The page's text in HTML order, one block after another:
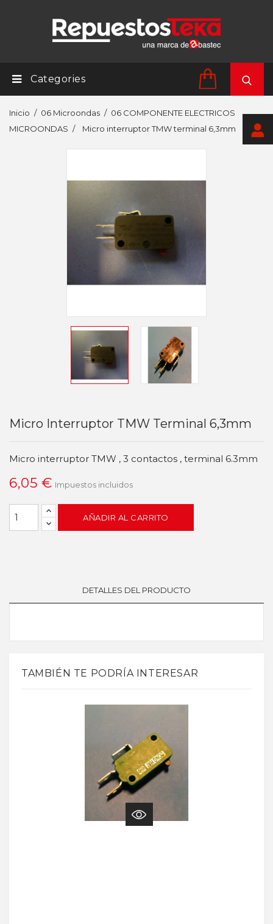
Categories
Inicio 06 Microondas
06 COMPONENTE ELECTRICOS
MICROONDAS
Micro interruptor TMW terminal 6,3mm
Micro Interruptor TMW Terminal 6,3mm
Micro interruptor TMW , 3 contactos , terminal 6.3mm
6,05 € Impuestos incluidos
AÑADIR AL CARRITO
DETALLES DEL PRODUCTO
TAMBIÉN TE PODRÍA INTERESAR